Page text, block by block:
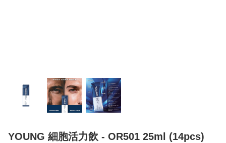
YOUNG 細胞活力飲 - OR501 25ml (14pcs)